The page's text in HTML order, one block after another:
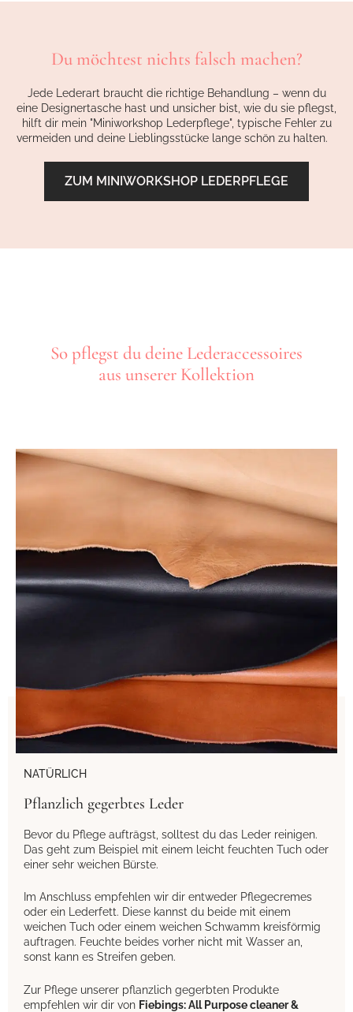
Du möchtest nichts falsch machen?
Jede Lederart braucht die richtige Behandlung – wenn du
eine Designertasche hast und unsicher bist, wie du sie pflegst,
hilft dir mein "Miniworkshop Lederpflege", typische Fehler zu
vermeiden und deine Lieblingsstücke lange schön zu halten.
ZUM MINIWORKSHOP LEDERPFLEGE
So pflegst du deine Lederaccessoires
aus unserer Kollektion
NATÜRLICH
Pflanzlich gegerbtes Leder
Bevor du Pflege aufträgst, solltest du das Leder reinigen.
Das geht zum Beispiel mit einem leicht feuchten Tuch oder
einer sehr weichen Bürste.
Im Anschluss empfehlen wir dir entweder Pflegecremes
oder ein Lederfett. Diese kannst du beide mit einem
weichen Tuch oder einem weichen Schwamm kreisförmig
auftragen. Feuchte beides vorher nicht mit Wasser an,
sonst kann es Streifen geben.
Zur Pflege unserer pflanzlich gegerbten Produkte
empfehlen wir dir von Fiebings: All Purpose cleaner &